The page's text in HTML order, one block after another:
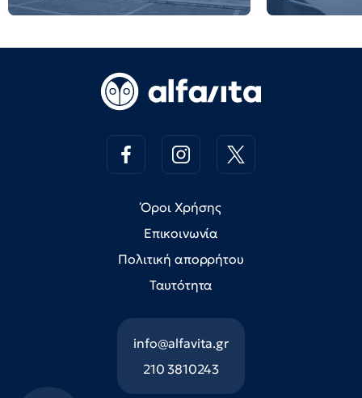
Όροι Χρήσης
Επικοινωνία
Πολιτική απορρήτου
Ταυτότητα
info@alfavita.gr
210 3810243